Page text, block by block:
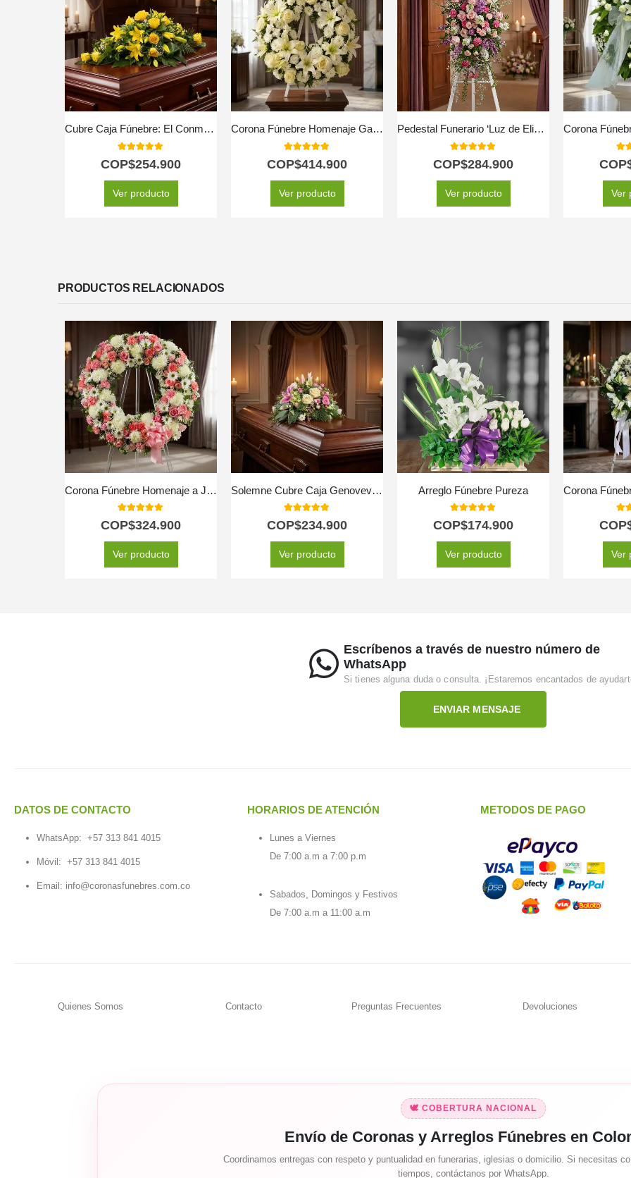
Cubre Caja Fúnebre: El Conmovedor Homenaje a Caleb 🕊️
COP$254.900
Ver producto
Corona Fúnebre Homenaje Gadriel 🕊️
COP$414.900
Ver producto
Pedestal Funerario ‘Luz de Elisa’: Un Homenaje a su Legado Eterno 🕊️
COP$284.900
Ver producto Ver
PRODUCTOS RELACIONADOS
Corona Fúnebre Homenaje a Jesús 🕊️
5.00
COP$324.900
Ver producto
Solemne Cubre Caja Genoveva: Un Homenaje de Flores Blancas 🤍
5.00
COP$234.900
Ver producto
Arreglo Fúnebre Pureza
5.00
COP$174.900
Ver producto
5.00
Ver
Escríbenos a través de nuestro número de
WhatsApp
Si tienes alguna duda o consulta. ¡Estaremos encantados de
ENVIAR MENSAJE
DATOS DE CONTACTO
WhatsApp: +57 313 841 4015
Móvil: +57 313 841 4015
Email: info@coronasfunebres.com.co
HORARIOS DE ATENCIÓN
Lunes a Viernes
De 7:00 a.m a 7:00 p.m
Sabados, Domingos y Festivos
De 7:00 a.m a 11:00 a.m
METODOS DE PAGO
Quienes Somos Contacto Preguntas Frecuentes Devoluciones
🕊️ COBERTURA NACIONAL
Envío de Coronas y Arreglos Fúnebres en
Coordinamos entregas con respeto y puntualidad en funerarias, iglesias o domicilio. Si necesitas
tiempos, contáctanos por WhatsApp.